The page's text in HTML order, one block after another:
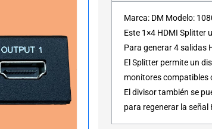
Marca: DM Modelo:
Este 1×4 HDMI Splitter
Para generar 4 salidas
El Splitter permite un
monitores compatibles
El divisor también se
para regenerar la señal